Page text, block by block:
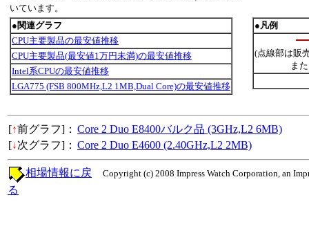
いています。
●関連グラフ
CPU主要製品の最安値推移
CPU主要製品(最安値1万円未満)の最安値推移
Intel系CPUの最安値推移
LGA775 (FSB 800MHz,L2 1MB,Dual Core)の最安値推移
●凡例
(点線部は販
ま
[↑前グラフ]： Core 2 Duo E8400バルク品 (3GHz,L2 6MB)
[↓次グラフ]： Core 2 Duo E4600 (2.40GHz,L2 2MB)
Copyright (c) 2008 Impress Watch Corporation, an
相場情報に戻
る